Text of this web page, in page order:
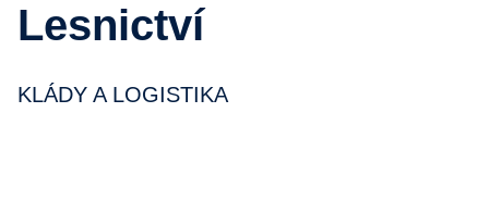
Lesnictví
KLÁDY A LOGISTIKA